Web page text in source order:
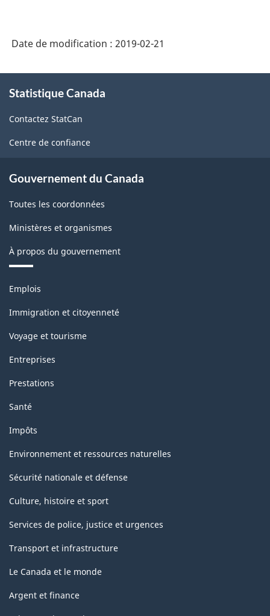
Date de modification : 2019-02-21
propos
ce
site
Statistique Canada
Contactez StatCan
Centre de confiance
Gouvernement du Canada
Toutes les coordonnées
Ministères et organismes
À propos du gouvernement
Thèmes
sujets
Emplois
Immigration et citoyenneté
Voyage et tourisme
Entreprises
Prestations
Santé
Impôts
Environnement et ressources naturelles
Sécurité nationale et défense
Culture, histoire et sport
Services de police, justice et urgences
Transport et infrastructure
Le Canada et le monde
Argent et finance